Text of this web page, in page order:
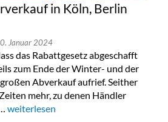
in Köln, Berlin
Januar 2024
das Rabattgesetz abgeschafft
zum Ende der Winter- und der
Abverkauf aufrief. Seither
mehr, zu denen Händler
„Taschen Sonderverkauf in Köln,
weiterlesen